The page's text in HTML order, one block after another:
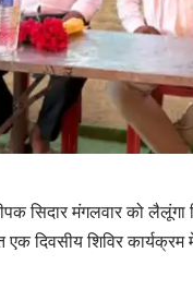
सिदार मंगलवार को
एक दिवसीय शिविर